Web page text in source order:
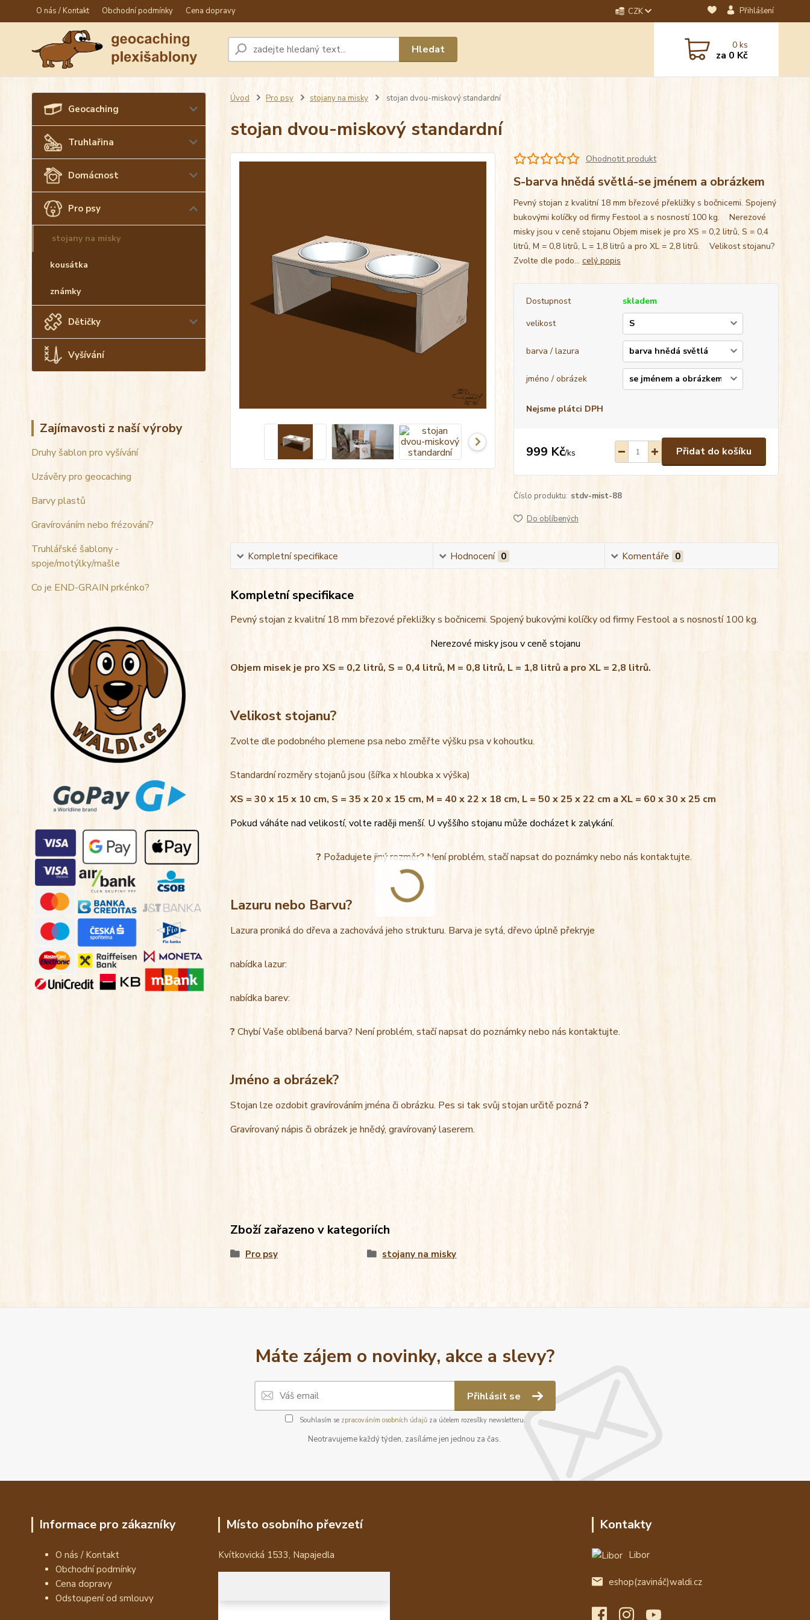
O nás / Kontakt Obchodní podmínky Cena dopravy CZK Přihlášení
Hledat 0ks
za 0 Kč
Geocaching
Truhlařina
Domácnost
Pro psy
stojany na misky
kousátka
známky
Dětičky
Vyšívání
Zajímavosti z naší výroby
Druhy šablon pro vyšívání
Uzávěry pro geocaching
Barvy plastů
Gravírováním nebo frézování?
Truhlářské šablony -
spoje/motýlky/mašle
Co je END-GRAIN prkénko?
Úvod Pro psy stojany na misky stojan dvou-miskový standardní
stojan dvou-miskový standardní
Ohodnotit produkt
S-barva hnědá světlá-se jménem a obrázkem
Pevný stojan z kvalitní 18 mm březové překližky s bočnicemi. Spojený
bukovými kolíčky od firmy Festool a s nosností 100 kg. Nerezové
misky jsou v ceně stojanu Objem misek je pro XS = 0,2 litrů, S = 0,4
litrů, M = 0,8 litrů, L = 1,8 litrů a pro XL = 2,8 litrů. Velikost stojanu?
Zvolte dle podo... celý popis
Dostupnost
skladem
velikost
barva / lazura
jméno / obrázek
Nejsme plátci DPH
999 Kč/ks Přidat do košíku
Číslo produktu: stdv-mist-88
Do oblíbených
Kompletní specifikace Hodnocení 0 Komentáře 0
Kompletní specifikace
Pevný stojan z kvalitní 18 mm březové překližky s bočnicemi. Spojený bukovými kolíčky od firmy Festool a s nosností 100 kg.
Nerezové misky jsou v ceně stojanu
Objem misek je pro XS = 0,2 litrů, S = 0,4 litrů, M = 0,8 litrů, L = 1,8 litrů a pro XL = 2,8 litrů.
Velikost stojanu?
Zvolte dle podobného plemene psa nebo změřte výšku psa v kohoutku.
Standardní rozměry stojanů jsou (šířka x hloubka x výška)
XS = 30 x 15 x 10 cm, S = 35 x 20 x 15 cm, M = 40 x 22 x 18 cm, L = 50 x 25 x 22 cm a XL = 60 x 30 x 25 cm
Pokud váháte nad velikostí, volte raději menší. U vyššího stojanu může docházet k zalykání.
? Požadujete jiný rozměr? Není problém, stačí napsat do poznámky nebo nás kontaktujte.
Lazuru nebo Barvu?
Lazura proniká do dřeva a zachovává jeho strukturu. Barva je sytá, dřevo úplně překryje
nabídka lazur:
nabídka barev:
? Chybí Vaše oblíbená barva? Není problém, stačí napsat do poznámky nebo nás kontaktujte.
Jméno a obrázek?
Stojan lze ozdobit gravírováním jména či obrázku. Pes si tak svůj stojan určitě pozná?
Gravírovaný nápis či obrázek je hnědý, gravírovaný laserem.
Zboží zařazeno v kategoriích
Pro psy stojany na misky
Máte zájem o novinky, akce a slevy?
Přihlásit se
Souhlasím se zpracováním osobních údajůza účelem rozesílky newsletteru.
Neotravujeme každý týden, zasíláme jen jednou za čas.
Informace pro zákazníky
O nás / Kontakt
Obchodní podmínky
Cena dopravy
Odstoupení od smlouvy
Místo osobního převzetí
Kvítkovická 1533, Napajedla
Kontakty
Libor
eshop(zavináč)waldi.cz